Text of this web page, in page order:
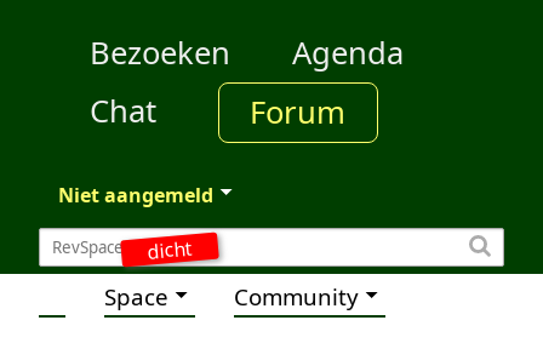
dicht
Bezoeken
Agenda
Chat
Forum
Niet aangemeld
Space Community